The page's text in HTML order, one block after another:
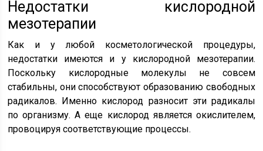
Недостатки кислородной
мезотерапии
Как и у любой косметологической процедуры,
недостатки имеются и у кислородной мезотерапии.
Поскольку кислородные молекулы не совсем
стабильны, они способствуют образованию свободных
радикалов. Именно кислород разносит эти радикалы
по организму. А еще кислород является окислителем,
провоцируя соответствующие процессы.